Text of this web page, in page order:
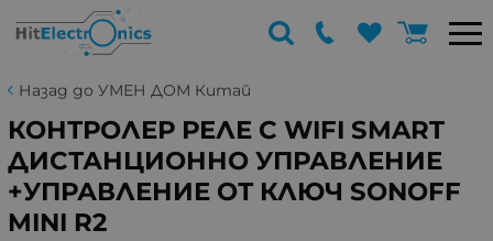
Назад до УМЕН ДОМ Китай
КОНТРОЛЕР РЕЛЕ С WIFI SMART
ДИСТАНЦИОННО УПРАВЛЕНИЕ
+УПРАВЛЕНИЕ ОТ КЛЮЧ SONOFF
MINI R2